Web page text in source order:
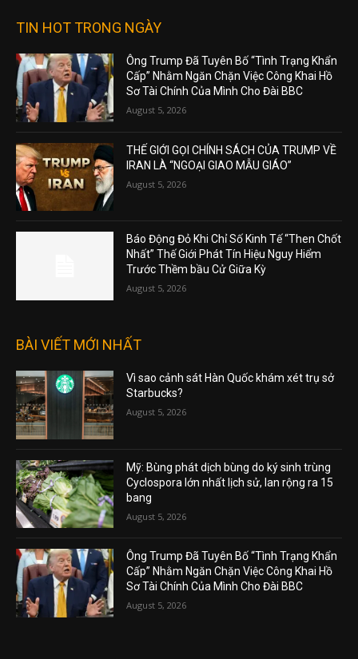
TIN HOT TRONG NGÀY
Ông Trump Đã Tuyên Bố “Tình Trạng Khẩn
Cấp” Nhằm Ngăn Chặn Việc Công Khai Hồ
Sơ Tài Chính Của Mình Cho Đài BBC
August 5, 2026
THẾ GIỚI GỌI CHÍNH SÁCH CỦA TRUMP VỀ
IRAN LÀ “NGOẠI GIAO MẪU GIÁO”
August 5, 2026
Báo Động Đỏ Khi Chỉ Số Kinh Tế “Then Chốt
Nhất” Thế Giới Phát Tín Hiệu Nguy Hiểm
Trước Thềm bầu Cử Giữa Kỳ
August 5, 2026
BÀI VIẾT MỚI NHẤT
Vì sao cảnh sát Hàn Quốc khám xét trụ sở
Starbucks?
August 5, 2026
Mỹ: Bùng phát dịch bùng do ký sinh trùng
Cyclospora lớn nhất lịch sử, lan rộng ra 15
bang
August 5, 2026
Ông Trump Đã Tuyên Bố “Tình Trạng Khẩn
Cấp” Nhằm Ngăn Chặn Việc Công Khai Hồ
Sơ Tài Chính Của Mình Cho Đài BBC
August 5, 2026